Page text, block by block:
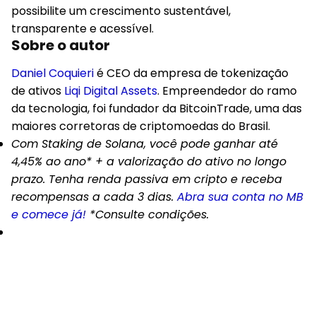
possibilite um crescimento sustentável,
transparente e acessível.
Sobre o autor
Daniel Coquierié CEO da empresa de tokenização
de ativos Liqi Digital Assets. Empreendedor do ramo
da tecnologia, foi fundador da BitcoinTrade, uma das
maiores corretoras de criptomoedas do Brasil.
Com Staking de Solana, você pode ganhar até
4,45% ao ano* + a valorização do ativo no longo
prazo. Tenha renda passiva em cripto e receba
recompensas a cada 3 dias. Abra sua conta no MB
e comece já! *Consulte condições.